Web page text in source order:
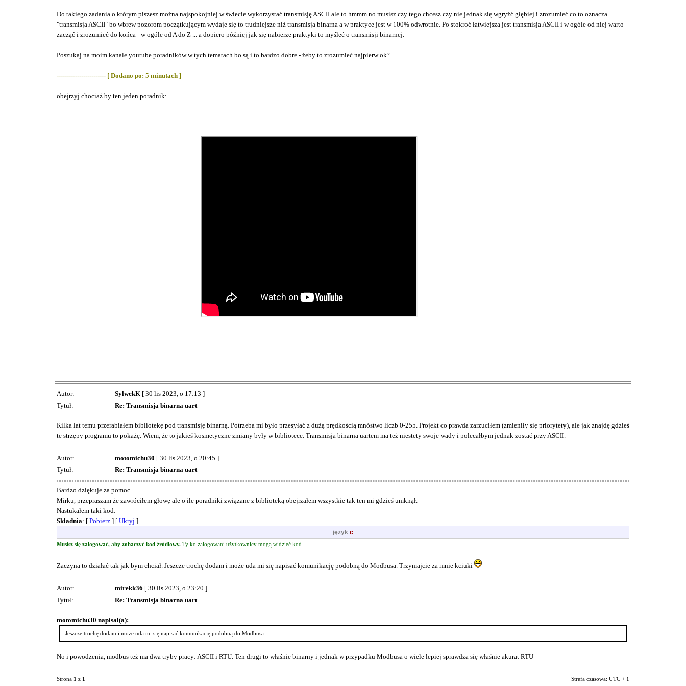
Do takiego zadania o którym piszesz można najspokojniej w świecie wykorzystać transmisję ASCII ale to hmmm no musisz czy tego chcesz czy nie jednak się wgryźć głębiej i zrozumieć co to oznacza
"transmisja ASCII" bo wbrew pozorom początkującym wydaje się to trudniejsze niż transmisja binarna a w praktyce jest w 100% odwrotnie. Po stokroć łatwiejsza jest transmisja ASCII i w ogóle od niej warto
zacząć i zrozumieć do końca - w ogóle od A do Z ... a dopiero później jak się nabierze praktyki to myśleć o transmisji binarnej.
Poszukaj na moim kanale youtube poradników w tych tematach bo są i to bardzo dobre - żeby to zrozumieć najpierw ok?
------------------------ [ Dodano po: 5 minutach ]
obejrzyj chociaż by ten jeden poradnik:
Autor: SylwekK [ 30 lis 2023, o 17:13 ]
Tytuł:
Re: Transmisja binarna uart
Kilka lat temu przerabiałem bibliotekę pod transmisję binarną. Potrzeba mi było przesyłać z dużą prędkością mnóstwo liczb 0-255. Projekt co prawda zarzuciłem (zmieniły się priorytety), ale jak znajdę gdzieś
te strzępy programu to pokażę. Wiem, że to jakieś kosmetyczne zmiany były w bibliotece. Transmisja binarna uartem ma też niestety swoje wady i polecałbym jednak zostać przy ASCII.
Autor: motomichu30 [ 30 lis 2023, o 20:45 ]
Tytuł:
Re: Transmisja binarna uart
Bardzo dziękuje za pomoc.
Mirku, przepraszam że zawróciłem głowę ale o ile poradniki związane z biblioteką obejrzałem wszystkie tak ten mi gdzieś umknął.
Nastukałem taki kod:
Składnia: [ Pobierz ] [ Ukryj ]
język c
Musisz się zalogować, aby zobaczyć kod źródłowy. Tylko zalogowani użytkownicy mogą widzieć kod.
Zaczyna to działać tak jak bym chciał. Jeszcze trochę dodam i może uda mi się napisać komunikację podobną do Modbusa. Trzymajcie za mnie kciuki
Autor: mirekk36 [ 30 lis 2023, o 23:20 ]
Tytuł:
Re: Transmisja binarna uart
motomichu30 napisał(a):
. Jeszcze trochę dodam i może uda mi się napisać komunikację podobną do Modbusa.
No i powodzenia, modbus też ma dwa tryby pracy: ASCII i RTU. Ten drugi to właśnie binarny i jednak w przypadku Modbusa o wiele lepiej sprawdza się właśnie akurat RTU
Strona 1 z 1 Strefa czasowa: UTC + 1